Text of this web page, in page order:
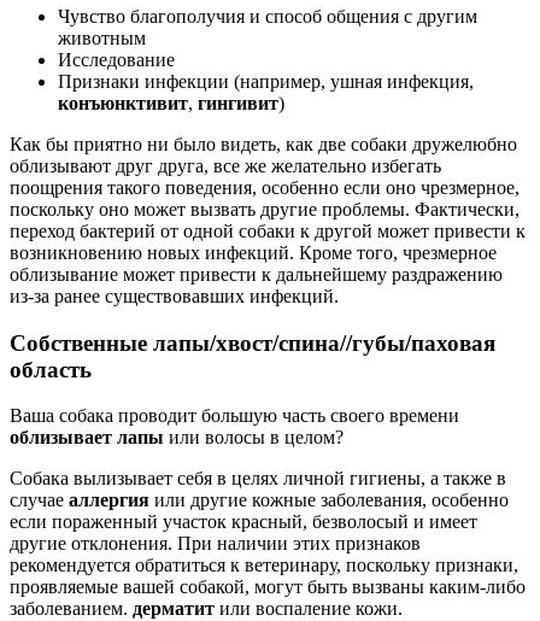
Чувство благополучия и способ общения с другим
животным
Исследование
Признаки инфекции (например, ушная инфекция,
конъюнктивит, гингивит)
Как бы приятно ни было видеть, как две собаки дружелюбно
облизывают друг друга, все же желательно избегать
поощрения такого поведения, особенно если оно чрезмерное,
поскольку оно может вызвать другие проблемы. Фактически,
переход бактерий от одной собаки к другой может привести к
возникновению новых инфекций. Кроме того, чрезмерное
облизывание может привести к дальнейшему раздражению
из-за ранее существовавших инфекций.
Собственные лапы/хвост/спина//губы/паховая
область
Ваша собака проводит большую часть своего времени
облизывает лапы или волосы в целом?
Собака вылизывает себя в целях личной гигиены, а также в
случае аллергия или другие кожные заболевания, особенно
если пораженный участок красный, безволосый и имеет
другие отклонения. При наличии этих признаков
рекомендуется обратиться к ветеринару, поскольку признаки,
проявляемые вашей собакой, могут быть вызваны каким-либо
заболеванием. дерматит или воспаление кожи.